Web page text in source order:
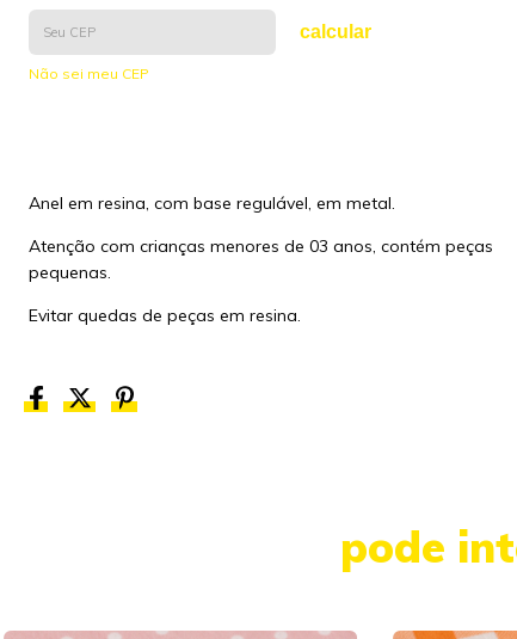
calcular
Não sei meu CEP
Anel em resina, com base regulável, em metal.
Atenção com crianças menores de 03 anos, contém peças
pequenas.
Evitar quedas de peças em resina.
pode